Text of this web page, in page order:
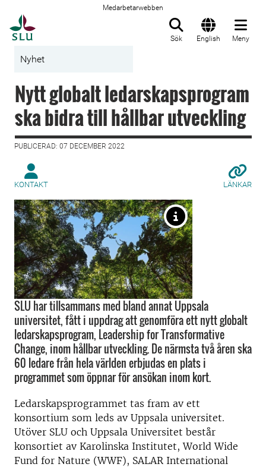
Medarbetarwebben
Sök English Meny
Nyhet
Nytt globalt ledarskapsprogram
ska bidra till hållbar utveckling
PUBLICERAD: 07 DECEMBER 2022
KONTAKT LÄNKAR
SLU har tillsammans med bland annat Uppsala
universitet, fått i uppdrag att genomföra ett nytt globalt
ledarskapsprogram, Leadership for Transformative
Change, inom hållbar utveckling. De närmsta två åren ska
60 ledare från hela världen erbjudas en plats i
programmet som öppnar för ansökan inom kort.
Ledarskapsprogrammet tas fram av ett
konsortium som leds av Uppsala universitet.
Utöver SLU och Uppsala Universitet består
konsortiet av Karolinska Institutet, World Wide
Fund for Nature (WWF), SALAR International